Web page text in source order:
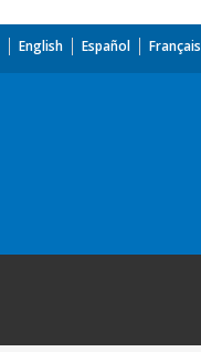
English Español Français